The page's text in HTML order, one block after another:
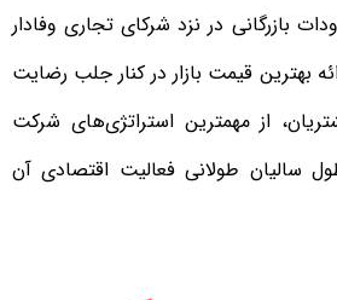
بازرگانی در نزد شرکای تجاری وفادار
بهترین قیمت بازار در کنار جلب رضایت
از مهمترین استراتژی‌های شرکت
سالیان طولانی فعالیت اقتصادی آن